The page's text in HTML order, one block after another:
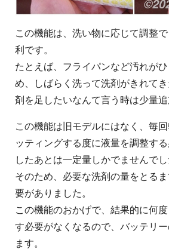
この機能は、洗い物に応じて調整
利です。
たとえば、フライパンなど汚れが
め、しばらく洗って洗剤がきれて
剤を足したいなんて言う時は少量追
この機能は旧モデルにはなく、毎
ッティングする度に液量を調整す
したあとは一定量しかでませんでし
そのため、必要な洗剤の量をとる
要がありました。
この機能のおかげで、結果的に何
す必要がなくなるので、バッテリ
ます。